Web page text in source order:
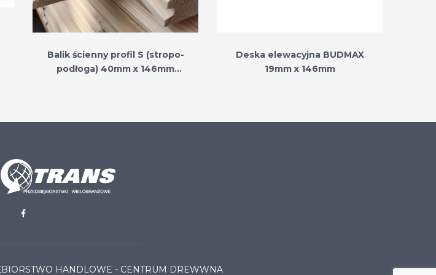
Balik ścienny profil S (stropo-
podłoga) 40mm x 146mm
Deska elewacyjna BUDMAX
19mm x 146mm
HANDLOWE - CENTRUM DREWWNA